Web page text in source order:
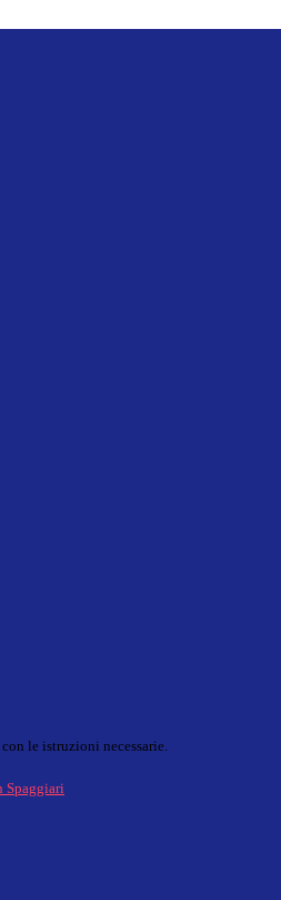
le istruzioni necessarie.
Spaggiari